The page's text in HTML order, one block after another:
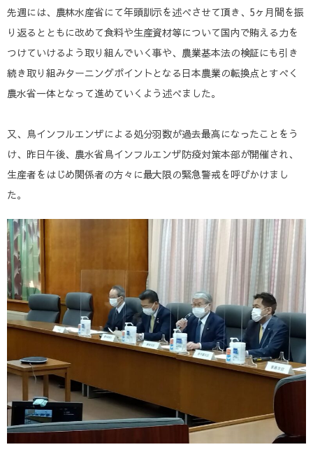
先週には、農林水産省にて年頭訓示を述べさせて頂き、5ヶ月間を振
り返るとともに改めて食料や生産資材等について国内で賄える力を
つけていけるよう取り組んでいく事や、農業基本法の検証にも引き
続き取り組みターニングポイントとなる日本農業の転換点とすべく
農水省一体となって進めていくよう述べました。
又、鳥インフルエンザによる処分羽数が過去最高になったことをう
け、昨日午後、農水省鳥インフルエンザ防疫対策本部が開催され、
生産者をはじめ関係者の方々に最大限の緊急警戒を呼びかけまし
た。